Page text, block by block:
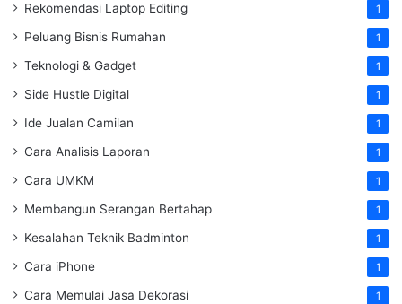
Rekomendasi Laptop Editing 1
Peluang Bisnis Rumahan 1
Teknologi & Gadget 1
Side Hustle Digital 1
Ide Jualan Camilan 1
Cara Analisis Laporan 1
Cara UMKM 1
Membangun Serangan Bertahap 1
Kesalahan Teknik Badminton 1
Cara iPhone 1
Cara Memulai Jasa Dekorasi 1